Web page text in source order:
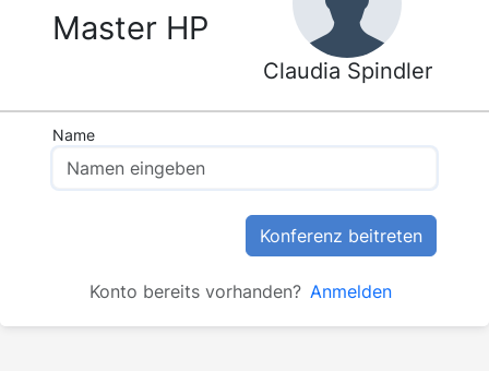
Master HP
Claudia Spindler
Name
Konferenz beitreten
Konto bereits vorhanden? Anmelden